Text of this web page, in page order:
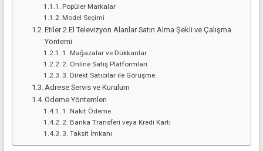
Popüler Markalar
Model Seçimi
Etiler 2.El Televizyon Alanlar Satın Alma Şekli ve Çalışma
Yöntemi
1. Mağazalar ve Dükkanlar
2. Online Satış Platformları
3. Direkt Satıcılar ile Görüşme
Adrese Servis ve Kurulum
Ödeme Yöntemleri
1. Nakit Ödeme
2. Banka Transferi veya Kredi Kartı
3. Taksit İmkanı